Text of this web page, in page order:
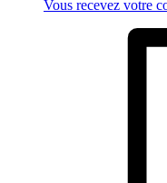
Vous recevez votre